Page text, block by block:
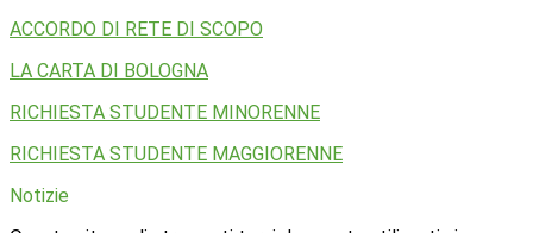
ACCORDO DI RETE DI SCOPO
LA CARTA DI BOLOGNA
RICHIESTA STUDENTE MINORENNE
RICHIESTA STUDENTE MAGGIORENNE
Notizie